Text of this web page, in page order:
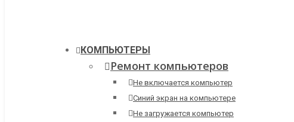
КОМПЬЮТЕРЫ
Ремонт компьютеров
Не включается компьютер
Синий экран на компьютере
Не загружается компьютер